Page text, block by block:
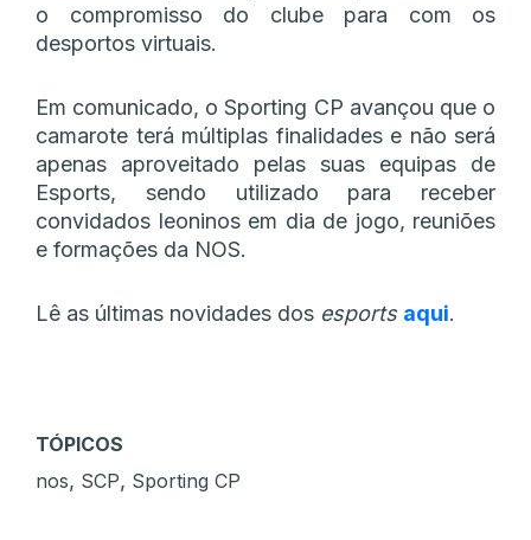
o compromisso do clube para com os
desportos virtuais.
Em comunicado, o Sporting CP avançou que o
camarote terá múltiplas finalidades e não será
apenas aproveitado pelas suas equipas de
Esports, sendo utilizado para receber
convidados leoninos em dia de jogo, reuniões
e formações da NOS.
Lê as últimas novidades dos esports aqui.
TÓPICOS
nos, SCP, Sporting CP